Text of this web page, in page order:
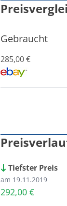
Gebraucht
285,00 €
Tiefster Preis
am 19.11.2019
292,00 €